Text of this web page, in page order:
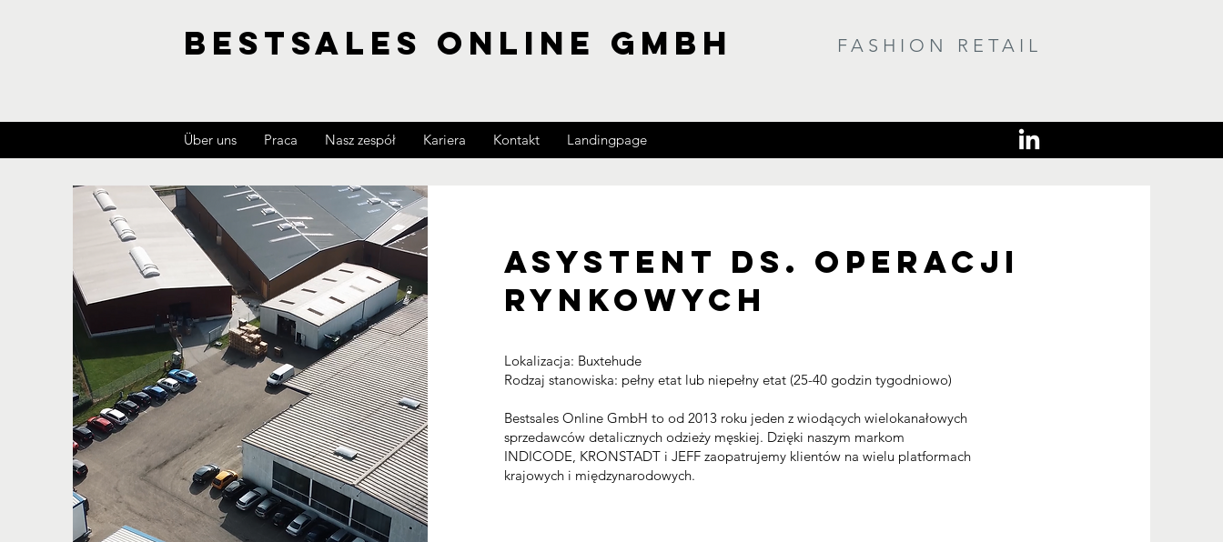
BESTSALES ONLINE GMBH FASHION RETAIL
Über uns Praca Nasz zespół Kariera Kontakt Landingpage
Asystent ds. operacji
rynkowych
Lokalizacja: Buxtehude
Rodzaj stanowiska: pełny etat lub niepełny etat (25-40 godzin tygodniowo)
Bestsales Online GmbH to od 2013 roku jeden z wiodących wielokanałowych
sprzedawców detalicznych odzieży męskiej. Dzięki naszym markom
INDICODE, KRONSTADT i JEFF zaopatrujemy klientów na wielu platformach
krajowych i międzynarodowych.